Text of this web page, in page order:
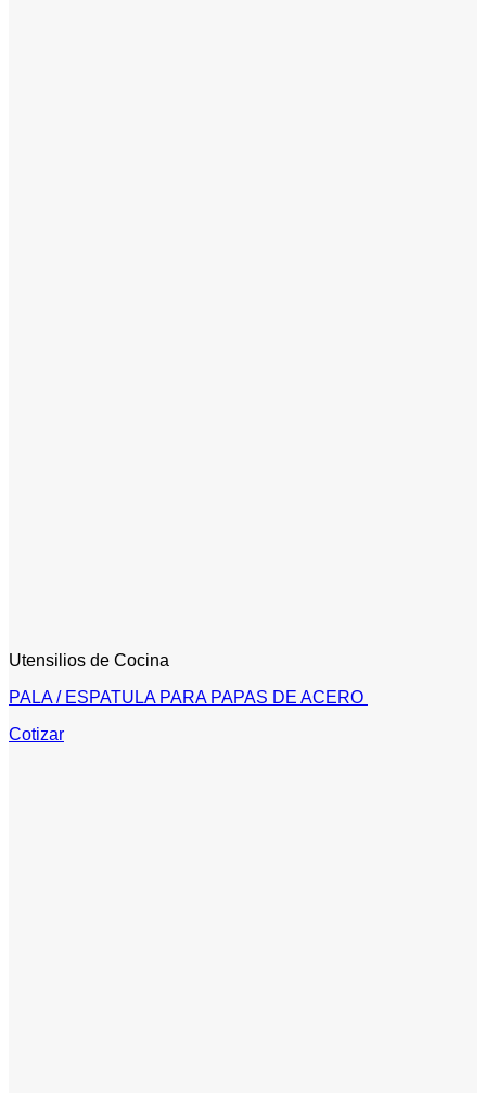
Utensilios de Cocina
PALA / ESPATULA PARA PAPAS DE ACERO
Cotizar